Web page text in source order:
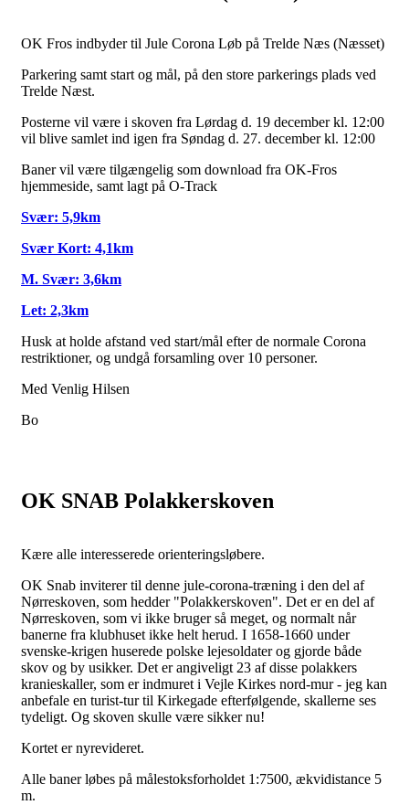
OK Fros indbyder til Jule Corona Løb på Trelde Næs (Næsset)
Parkering samt start og mål, på den store parkerings plads ved
Trelde Næst.
Posterne vil være i skoven fra Lørdag d. 19 december kl. 12:00
vil blive samlet ind igen fra Søndag d. 27. december kl. 12:00
Baner vil være tilgængelig som download fra OK-Fros
hjemmeside, samt lagt på O-Track
Svær: 5,9km
Svær Kort: 4,1km
M. Svær: 3,6km
Let: 2,3km
Husk at holde afstand ved start/mål efter de normale Corona
restriktioner, og undgå forsamling over 10 personer.
Med Venlig Hilsen
Bo
OK SNAB Polakkerskoven
Kære alle interesserede orienteringsløbere.
OK Snab inviterer til denne jule-corona-træning i den del af
Nørreskoven, som hedder "Polakkerskoven". Det er en del af
Nørreskoven, som vi ikke bruger så meget, og normalt når
banerne fra klubhuset ikke helt herud. I 1658-1660 under
svenske-krigen huserede polske lejesoldater og gjorde både
skov og by usikker. Det er angiveligt 23 af disse polakkers
kranieskaller, som er indmuret i Vejle Kirkes nord-mur - jeg kan
anbefale en turist-tur til Kirkegade efterfølgende, skallerne ses
tydeligt. Og skoven skulle være sikker nu!
Kortet er nyrevideret.
Alle baner løbes på målestoksforholdet 1:7500, ækvidistance 5
m.